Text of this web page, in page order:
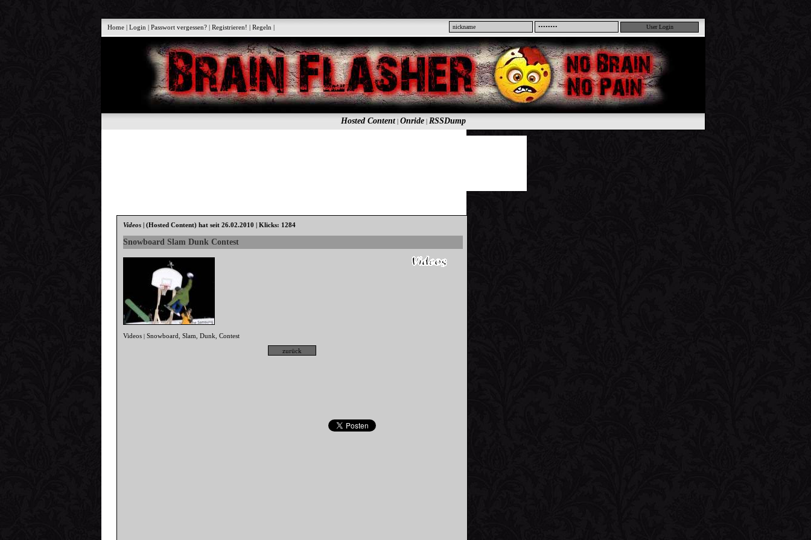
Home |Login |Passwort vergessen? |Registrieren! |Regeln |
Hosted Content| Onride| RSSDump
Videos |(Hosted Content) hat seit 26.02.2010 | Klicks: 1284
Snowboard Slam Dunk Contest
Videos |Snowboard ,Slam ,Dunk ,Contest